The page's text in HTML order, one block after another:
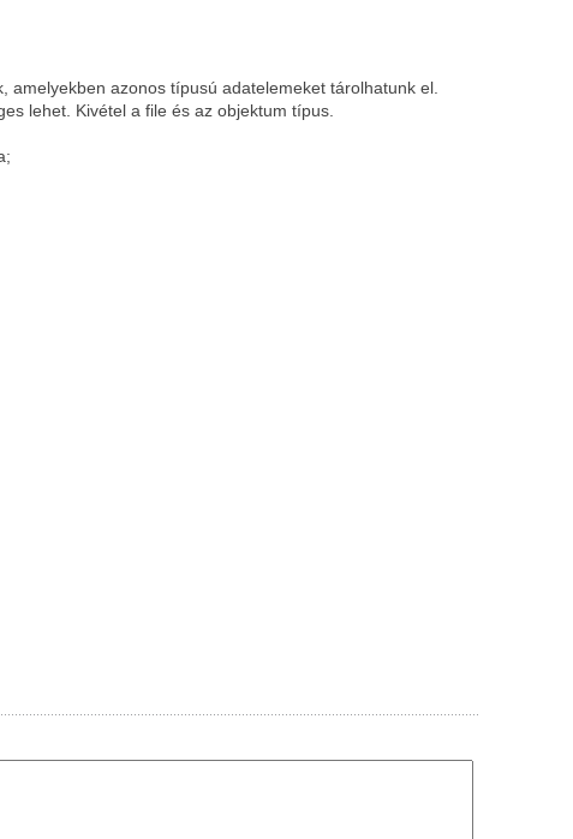
amelyekben azonos típusú adatelemeket tárolhatunk el.
lehet. Kivétel a file és az objektum típus.